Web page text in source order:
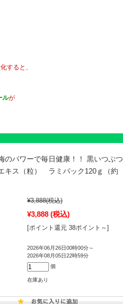
ると、
ルが
のパワーで毎日健康！！ 黒いつぶつ
キス（粒） ラミパック120ｇ（約
¥3,888(税込)
¥3,888 (税込)
[ポイント還元 38ポイント～]
2026年06月26日00時00分～
2026年08月05日22時59分
個
在庫あり